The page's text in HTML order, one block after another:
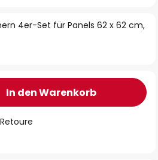
4er-Set für Panels 62 x 62 cm,
In den Warenkorb